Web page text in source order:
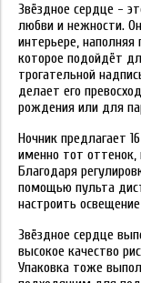
Звёздное сердце -
любви и нежности.
интерьере,
которое подойдёт
трогательной
делает его
рождения или для
Ночник предлагает
именно тот оттенок,
Благодаря
помощью пульта
настроить
Звёздное сердце
высокое качество
Упаковка тоже